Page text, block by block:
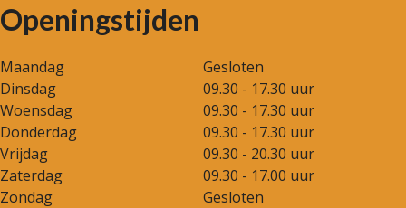
Openingstijden
Maandag
Gesloten
Dinsdag
09.30 - 17.30 uur
Woensdag
09.30 - 17.30 uur
Donderdag
09.30 - 17.30 uur
Vrijdag
09.30 - 20.30 uur
Zaterdag
09.30 - 17.00 uur
Zondag
Gesloten